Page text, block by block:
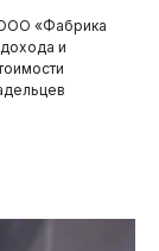
«Фабрика
и